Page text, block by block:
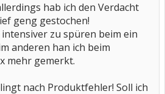
hab ich den Verdacht
geng gestochen!
zu spüren beim ein
anderen han ich beim
mehr gemerkt.
nach Produktfehler! Soll ich